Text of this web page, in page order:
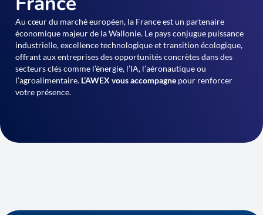
Au cœur du marché européen, la France est un partenaire
économique majeur de la Wallonie. Le pays conjugue puissance
industrielle, excellence technologique et transition écologique,
offrant aux entreprises des opportunités concrètes dans des
secteurs clés comme l’énergie, l’IA, l’aéronautique ou
l’agroalimentaire. L’AWEX vous accompagnepour renforcer
votre présence.